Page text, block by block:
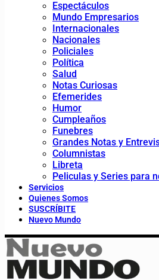
Espectáculos
Mundo Empresarios
Internacionales
Nacionales
Policiales
Política
Salud
Notas Curiosas
Efemerides
Humor
Cumpleaños
Funebres
Grandes Notas y
Columnistas
Libreta
Peliculas y Series para
Servicios
Quienes Somos
SUSCRÍBITE
Nuevo Mundo